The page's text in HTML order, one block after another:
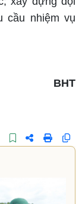
cầu nhiệm vụ
BHT